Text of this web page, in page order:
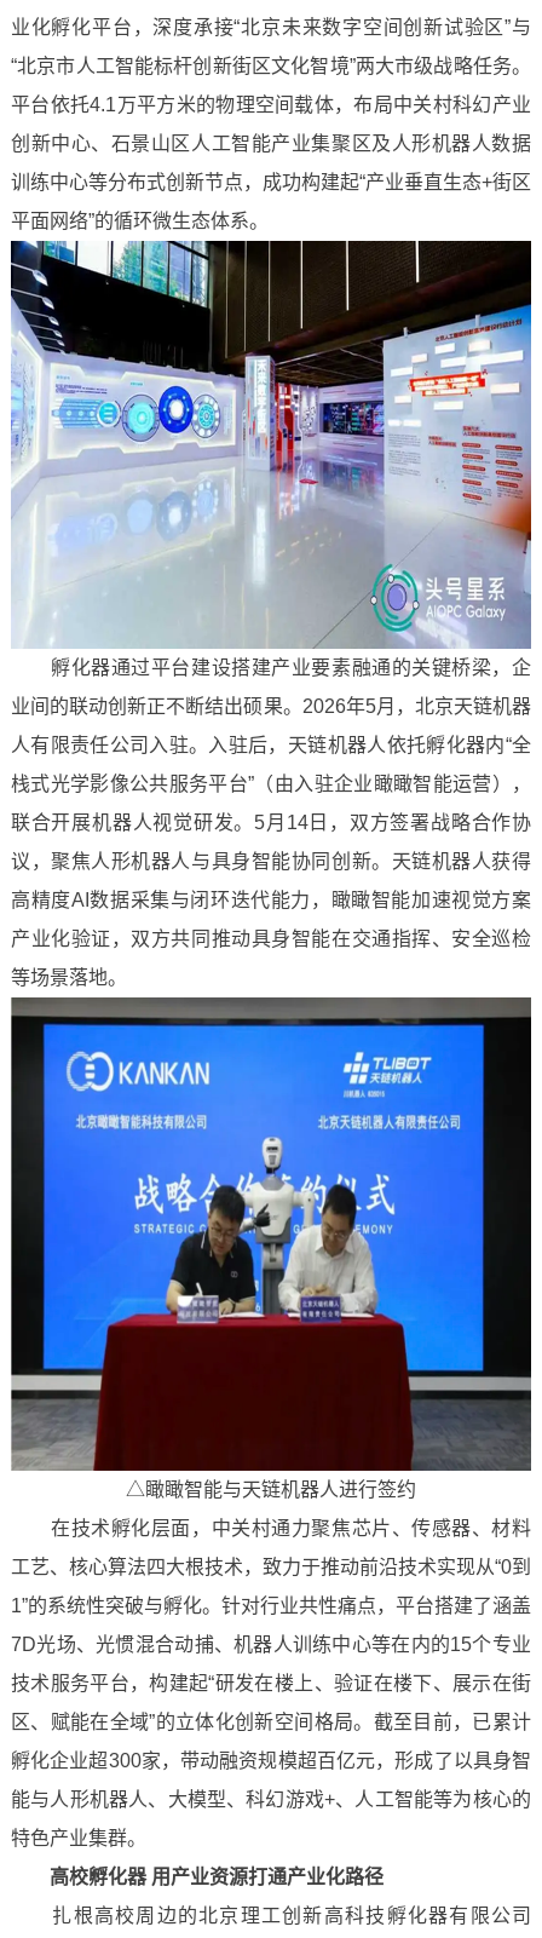
业化孵化平台，深度承接“北京未来数字空间创新试验区”与
“北京市人工智能标杆创新街区文化智境”两大市级战略任务。
平台依托4.1万平方米的物理空间载体，布局中关村科幻产业
创新中心、石景山区人工智能产业集聚区及人形机器人数据
训练中心等分布式创新节点，成功构建起“产业垂直生态+街区
平面网络”的循环微生态体系。
孵化器通过平台建设搭建产业要素融通的关键桥梁，企
业间的联动创新正不断结出硕果。2026年5月，北京天链机器
人有限责任公司入驻。入驻后，天链机器人依托孵化器内“全
栈式光学影像公共服务平台”（由入驻企业瞰瞰智能运营），
联合开展机器人视觉研发。5月14日，双方签署战略合作协
议，聚焦人形机器人与具身智能协同创新。天链机器人获得
高精度AI数据采集与闭环迭代能力，瞰瞰智能加速视觉方案
产业化验证，双方共同推动具身智能在交通指挥、安全巡检
等场景落地。
△瞰瞰智能与天链机器人进行签约
在技术孵化层面，中关村通力聚焦芯片、传感器、材料
工艺、核心算法四大根技术，致力于推动前沿技术实现从“0到
1”的系统性突破与孵化。针对行业共性痛点，平台搭建了涵盖
7D光场、光惯混合动捕、机器人训练中心等在内的15个专业
技术服务平台，构建起“研发在楼上、验证在楼下、展示在街
区、赋能在全域”的立体化创新空间格局。截至目前，已累计
孵化企业超300家，带动融资规模超百亿元，形成了以具身智
能与人形机器人、大模型、科幻游戏+、人工智能等为核心的
特色产业集群。
高校孵化器 用产业资源打通产业化路径
扎根高校周边的北京理工创新高科技孵化器有限公司